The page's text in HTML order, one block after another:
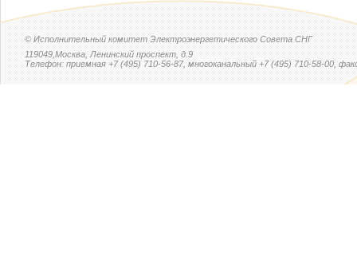
© Исполнительный комитет Электроэнергетического Совета СНГ
119049,Москва, Ленинский проспект, д.9
Телефон: приемная +7 (495) 710-56-87, многоканальный +7 (495) 710-58-00,